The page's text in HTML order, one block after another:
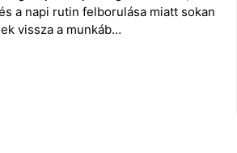
a napi rutin felborulása miatt sokan
vissza a munkáb…